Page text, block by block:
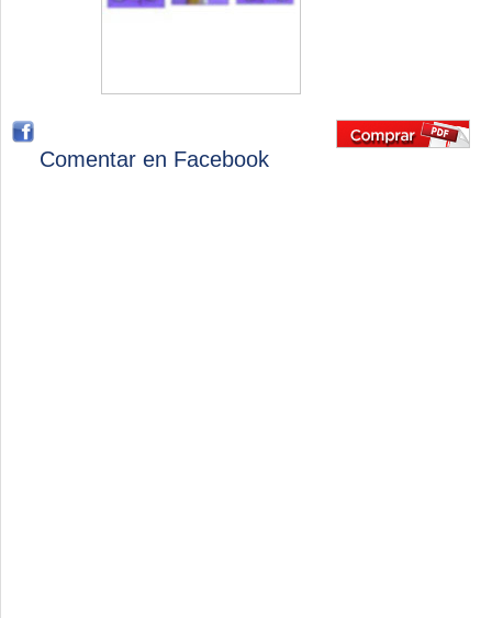
Comentar en Facebook